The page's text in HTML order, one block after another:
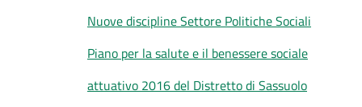
Nuove discipline Settore Politiche Sociali
Piano per la salute e il benessere sociale
attuativo 2016 del Distretto di Sassuolo